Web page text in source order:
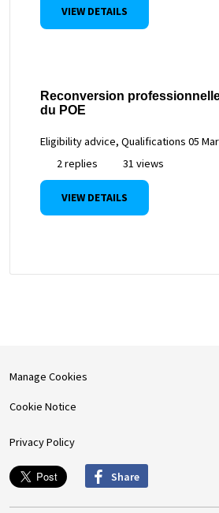
VIEW DETAILS
Reconversion
du POE
Eligibility advice, Qualifications 05
2 replies
31 views
VIEW DETAILS
Manage Cookies
Cookie Notice
Privacy Policy
Share